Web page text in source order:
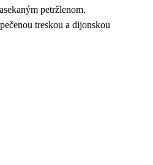
petržlenom.
treskou a dijonskou